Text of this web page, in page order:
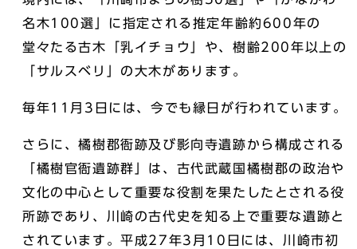
名木100選」に指定される推定年齢約600年の
堂々たる古木「乳イチョウ」や、樹齢200年以上の
「サルスベリ」の大木があります。
毎年11月3日には、今でも縁日が行われています。
さらに、橘樹郡衙跡及び影向寺遺跡から構成される
「橘樹官衙遺跡群」は、古代武蔵国橘樹郡の政治や
文化の中心として重要な役割を果たしたとされる役
所跡であり、川崎の古代史を知る上で重要な遺跡と
されています。平成27年3月10日には、川崎市初